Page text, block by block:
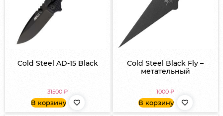
Cold Steel AD-15 Black
31500₽
В корзину
Cold Steel Black Fly –
метательный
1000₽
В корзину